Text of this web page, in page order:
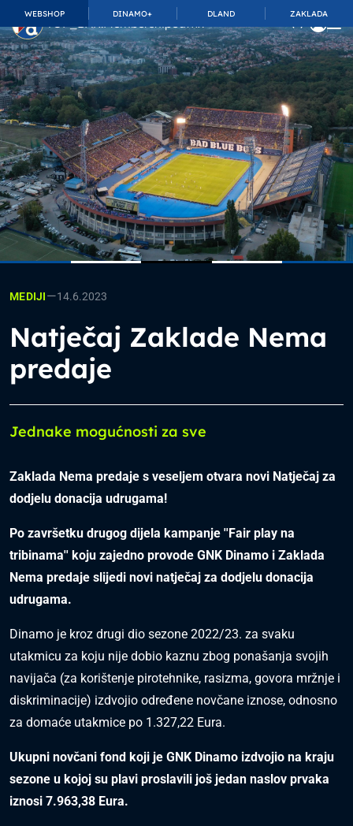
WEBSHOP DINAMO+ DLAND ZAKLADA
TOP_BAR.MembershipSuffix
MEDIJI—14.6.2023
Natječaj Zaklade Nema
predaje
Jednake mogućnosti za sve
Zaklada Nema predaje s veseljem otvara novi Natječaj za
dodjelu donacija udrugama!
Po završetku drugog dijela kampanje ''Fair play na
tribinama'' koju zajedno provode GNK Dinamo i Zaklada
Nema predaje slijedi novi natječaj za dodjelu donacija
udrugama.
Dinamo je kroz drugi dio sezone 2022/23. za svaku
utakmicu za koju nije dobio kaznu zbog ponašanja svojih
navijača (za korištenje pirotehnike, rasizma, govora mržnje i
diskriminacije) izdvojio određene novčane iznose, odnosno
za domaće utakmice po 1.327,22 Eura.
Ukupni novčani fond koji je GNK Dinamo izdvojio na kraju
sezone u kojoj su plavi proslavili još jedan naslov prvaka
iznosi 7.963,38 Eura.